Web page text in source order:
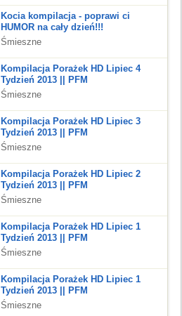
Kocia kompilacja - poprawi ci
HUMOR na cały dzień!!!
Śmieszne
Kompilacja Porażek HD Lipiec 4
Tydzień 2013 || PFM
Śmieszne
Kompilacja Porażek HD Lipiec 3
Tydzień 2013 || PFM
Śmieszne
Kompilacja Porażek HD Lipiec 2
Tydzień 2013 || PFM
Śmieszne
Kompilacja Porażek HD Lipiec 1
Tydzień 2013 || PFM
Śmieszne
Kompilacja Porażek HD Lipiec 1
Tydzień 2013 || PFM
Śmieszne